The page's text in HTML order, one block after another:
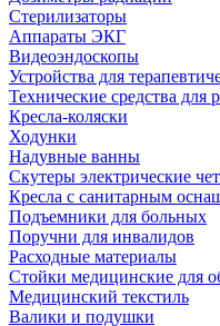
Стерилизаторы
Аппараты ЭКГ
Видеоэндоскопы
Устройства для
Технические средства для
Кресла-коляски
Ходунки
Надувные ванны
Скутеры электрические
Кресла с санитарным
Подъемники для больных
Поручни для инвалидов
Расходные материалы
Стойки медицинские для
Медицинский текстиль
Валики и подушки